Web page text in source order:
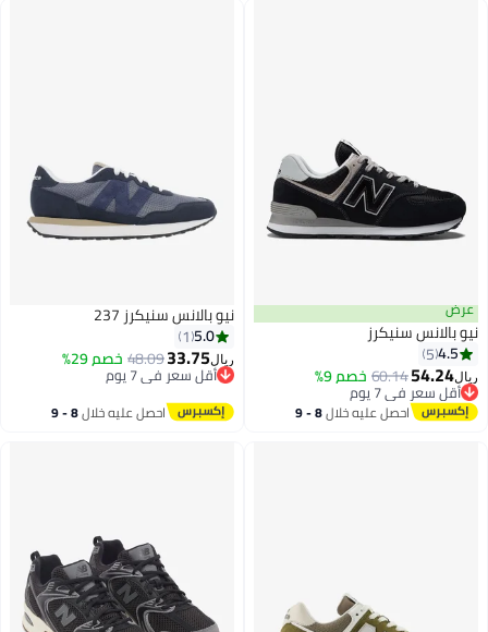
سنيكرز
60.14خصم 9% 7 يوم
7 يوم
احصل عليه خلال 8 - 9
اغسطس
نيو بالانس سنيكرز 237
48.09خصم 29% أقل سعر في 7 يوم
بتخلّص بسرعة
احصل عليه خلال 8 - 9
اغسطس